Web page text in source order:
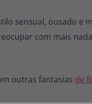
sensual, ousado e
com mais
outras fantasias de